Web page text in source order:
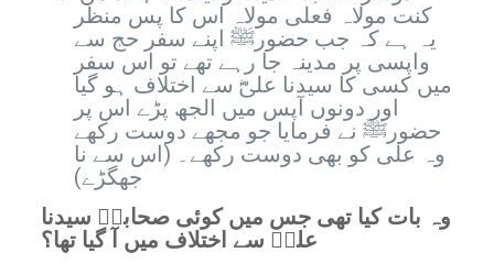
کنت مولاہ فعلی مولاہ اس کا پس منظر
یہ ہے کہ جب حضورﷺ اپنے سفر حج سے
واپسی پر مدینہ جا رہے تھے تو اس سفر
میں کسی کا سیدنا علیؓ سے اختلاف ہو گیا
اور دونوں آپس میں الجھ پڑے اس پر
حضورﷺ نے فرمایا جو مجھے دوست رکھے
وہ علی کو بھی دوست رکھے۔ (اس سے نا
جھگڑے)
وہ بات کیا تھی جس میں کوئی صحابیؓ سیدنا
علیؓ سے اختلاف میں آ گیا تھا؟